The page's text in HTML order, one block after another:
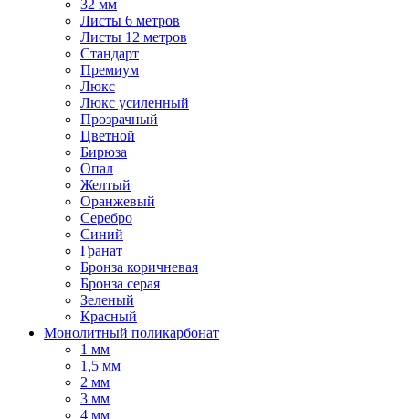
32 мм
Листы 6 метров
Листы 12 метров
Стандарт
Премиум
Люкс
Люкс усиленный
Прозрачный
Цветной
Бирюза
Опал
Желтый
Оранжевый
Серебро
Синий
Гранат
Бронза коричневая
Бронза серая
Зеленый
Красный
Монолитный поликарбонат
1 мм
1,5 мм
2 мм
3 мм
4 мм